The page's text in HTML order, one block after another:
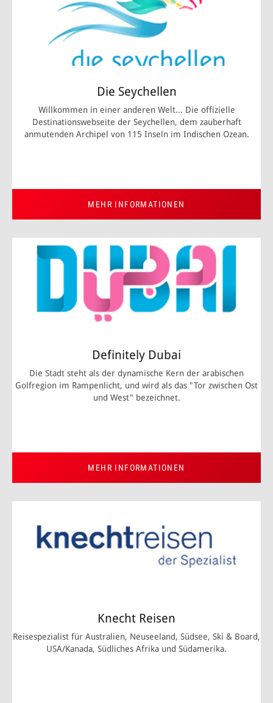
Die Seychellen
Willkommen in einer anderen Welt... Die offizielle
Destinationswebseite der Seychellen, dem zauberhaft
anmutenden Archipel von 115 Inseln im Indischen Ozean.
MEHR INFORMATIONEN
Definitely Dubai
Die Stadt steht als der dynamische Kern der arabischen
Golfregion im Rampenlicht, und wird als das "Tor zwischen Ost
und West" bezeichnet.
MEHR INFORMATIONEN
Knecht Reisen
Reisespezialist für Australien, Neuseeland, Südsee, Ski & Board,
USA/Kanada, Südliches Afrika und Südamerika.